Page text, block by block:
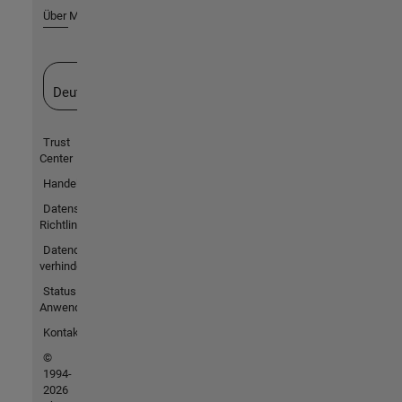
Über MathWorks
Deutschland
Trust
Center
Handelsmarken
Datenschutz-
Richtlinien
Datendiebstahl
verhindern
Status von
Anwendungen
Kontakt
©
1994-
2026